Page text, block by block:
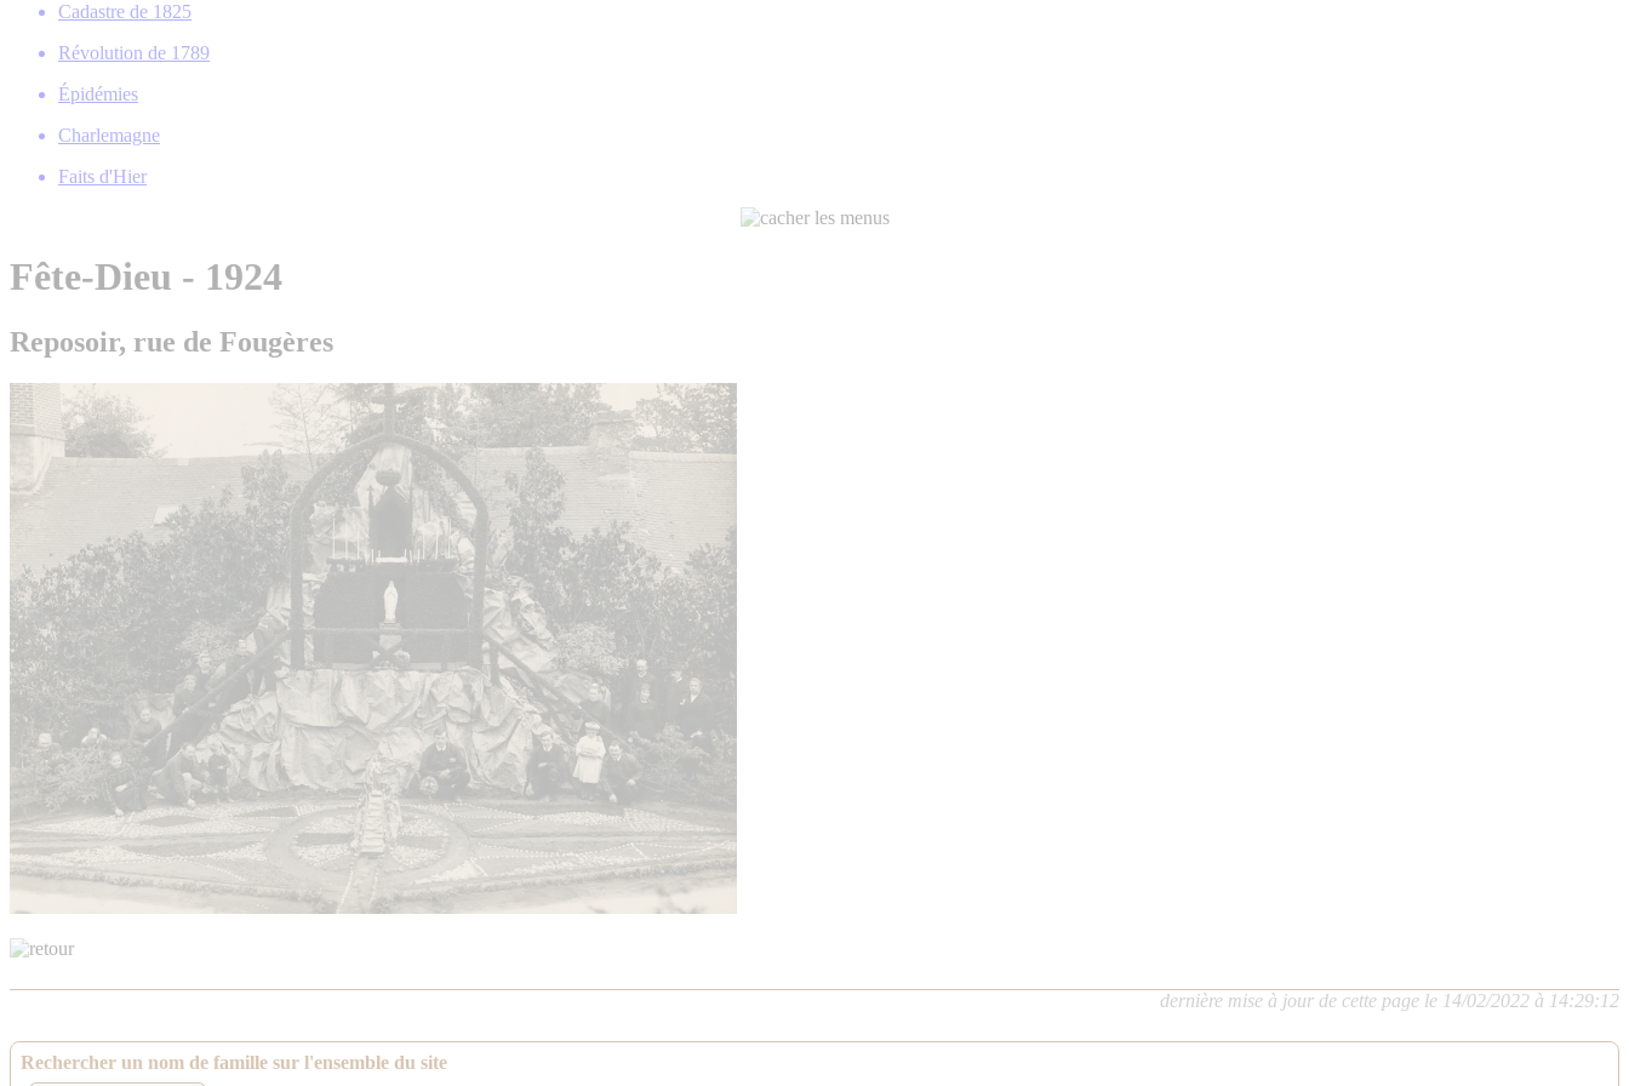
Cadastre de 1825
Révolution de 1789
Épidémies
Charlemagne
Faits d'Hier
Fête-Dieu - 1924
Reposoir, rue de Fougères
dernière mise à jour de cette page le 14/02/2022 à 14:29:12
Rechercher un nom de famille sur l'ensemble du site